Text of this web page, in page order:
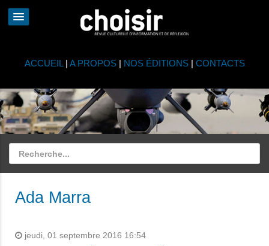
ACCUEIL | A PROPOS| NOS ÉDITIONS| CONTACTS
Ada Marra
jeudi, 01 septembre 2016 16:54